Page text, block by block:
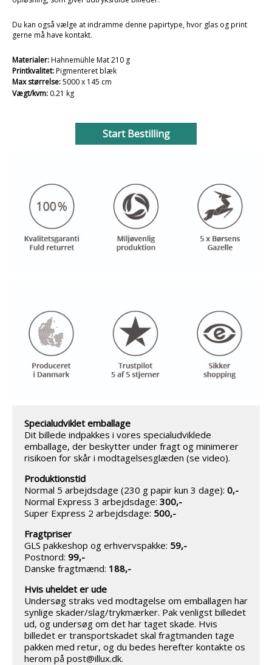
Du kan også vælge at indramme denne papirtype, hvor glas og print
gerne må have kontakt.
Materialer:Hahnemühle Mat 210 g
Printkvalitet:Pigmenteret blæk
Max størrelse:5000 x 145 cm
Vægt/kvm: 0.21 kg
Start Bestilling
Specialudviklet emballage
Dit billede indpakkes i vores specialudviklede
emballage, der beskytter under fragt og minimerer
risikoen for skår i modtagelsesglæden (se video).
Produktionstid
Normal 5 arbejdsdage (230 g papir kun 3 dage): 0,-
Normal Express 3 arbejdsdage: 300,-
Super Express 2 arbejdsdage: 500,-
Fragtpriser
GLS pakkeshop og erhvervspakke: 59,-
Postnord: 99,-
Danske fragtmænd: 188,-
Hvis uheldet er ude
Undersøg straks ved modtagelse om emballagen har
synlige skader/slag/trykmærker. Pak venligst billedet
ud, og undersøg om det har taget skade. Hvis
billedet er transportskadet skal fragtmanden tage
pakken med retur, og du bedes herefter kontakte os
herom på post@illux.dk.